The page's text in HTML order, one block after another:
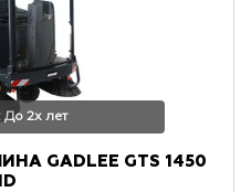
До 2х лет
GADLEE GTS 1450